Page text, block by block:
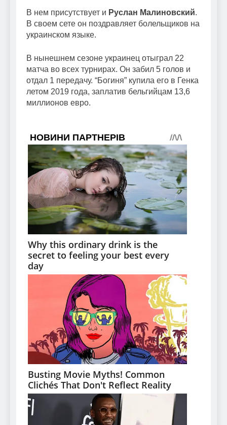
В нем присутствует и Руслан Малиновский.
В своем сете он поздравляет болельщиков на
украинском языке.
В нынешнем сезоне украинец отыграл 22
матча во всех турнирах. Он забил 5 голов и
отдал 1 передачу. “Богиня” купила его в Генка
летом 2019 года, заплатив бельгийцам 13,6
миллионов евро.